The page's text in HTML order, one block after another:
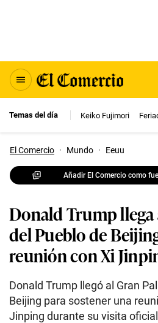
Temas del día Keiko Fujimori
El Comercio · Mundo · Eeuu
Añadir El Comercio como
Donald Trump llega
del Pueblo de
reunión con Xi
Donald Trump llegó al Gran
Beijing para sostener una
Jinping durante su visita